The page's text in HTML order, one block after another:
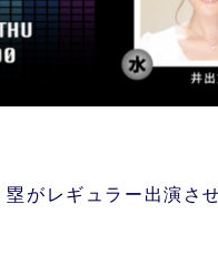
がレギュラー出演さ